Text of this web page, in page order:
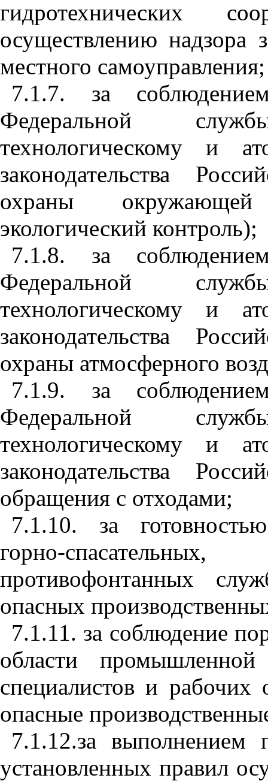
гидротехнических
осуществлению надзора
местного самоуправления;
7.1.7. за
Федеральной
технологическому и
законодательства
охраны окружающей
экологический контроль);
7.1.8. за
Федеральной
технологическому и
законодательства
охраны атмосферного
7.1.9. за
Федеральной
технологическому и
законодательства
обращения с отходами;
7.1.10. за
горно-
противофонтанных
опасных
7.1.11. за соблюдение
области промышленной
специалистов и рабочих
опасные
7.1.12.за выполнением
установленных правил